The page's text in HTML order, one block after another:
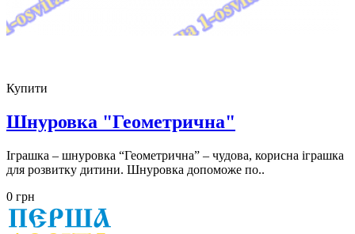
Купити
Шнуровка "Геометрична"
Іграшка – шнуровка “Геометрична” – чудова, корисна іграшка
для розвитку дитини. Шнуровка допоможе по..
0 грн